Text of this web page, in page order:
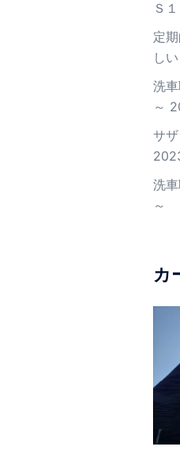
Ｓ
定
しい
洗
～
サ
洗
～
カ